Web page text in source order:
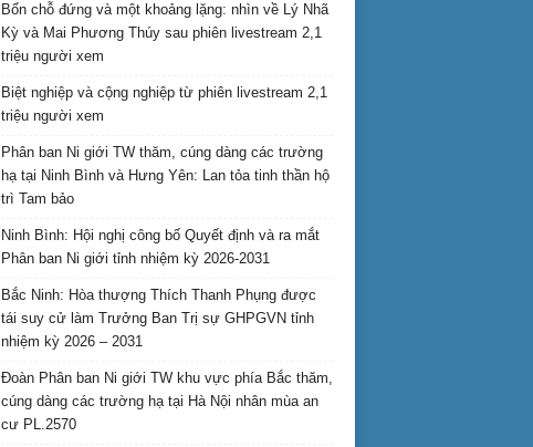
Bốn chỗ đứng và một khoảng lặng: nhìn về Lý Nhã
Kỳ và Mai Phương Thúy sau phiên livestream 2,1
triệu người xem
Biệt nghiệp và cộng nghiệp từ phiên livestream 2,1
triệu người xem
Phân ban Ni giới TW thăm, cúng dàng các trường
hạ tại Ninh Bình và Hưng Yên: Lan tỏa tinh thần hộ
trì Tam bảo
Ninh Bình: Hội nghị công bố Quyết định và ra mắt
Phân ban Ni giới tỉnh nhiệm kỳ 2026-2031
Bắc Ninh: Hòa thượng Thích Thanh Phụng được
tái suy cử làm Trưởng Ban Trị sự GHPGVN tỉnh
nhiệm kỳ 2026 – 2031
Đoàn Phân ban Ni giới TW khu vực phía Bắc thăm,
cúng dàng các trường hạ tại Hà Nội nhân mùa an
cư PL.2570